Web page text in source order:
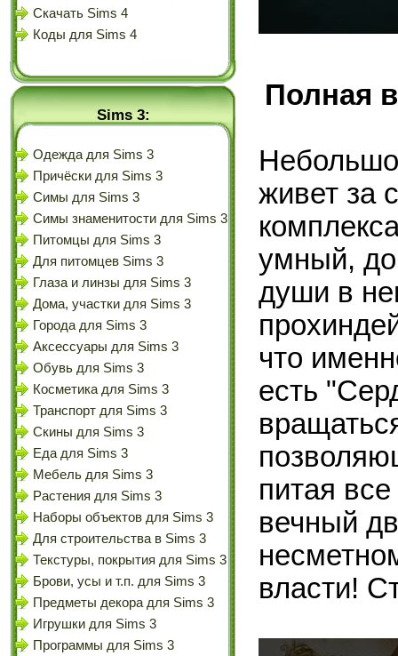
Скачать Sims 4
Коды для Sims 4
Sims 3:
Одежда для Sims 3
Причёски для Sims 3
Симы для Sims 3
Симы знаменитости для Sims 3
Питомцы для Sims 3
Для питомцев Sims 3
Глаза и линзы для Sims 3
Дома, участки для Sims 3
Города для Sims 3
Аксессуары для Sims 3
Обувь для Sims 3
Косметика для Sims 3
Транспорт для Sims 3
Скины для Sims 3
Еда для Sims 3
Мебель для Sims 3
Растения для Sims 3
Наборы объектов для Sims 3
Для строительства в Sims 3
Текстуры, покрытия для Sims 3
Брови, усы и т.п. для Sims 3
Предметы декора для Sims 3
Игрушки для Sims 3
Программы для Sims 3
Полная
живет за
умный,
души в
что
есть
питая
вечный
власти!